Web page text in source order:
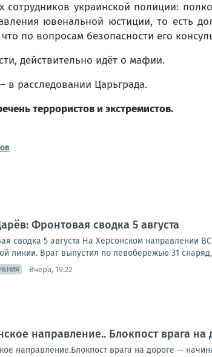
сотрудников украинской полиции:
ювенальной юстиции, то
по вопросам безопасности его
действительно идёт о мафии.
в расследовании Царьграда.
террористов и экстремистов.
Фронтовая сводка 5 августа
сводка 5 августа На Херсонском направлении
линии. Враг выпустил по левобережью 31
Вчера, 19:22
направление.. Блокпост врага
направление.Блокпост врага на дороге —